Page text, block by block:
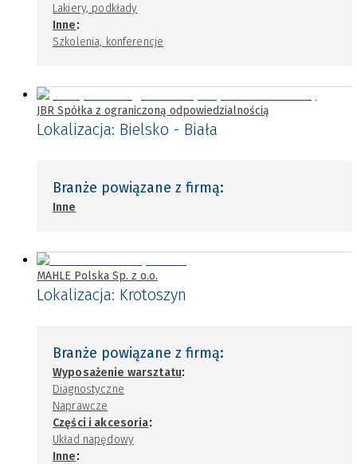
Lakiery, podkłady
Inne:
Szkolenia, konferencje
JBR Spółka z ograniczoną odpowiedzialnością
Lokalizacja: Bielsko - Biała
Branże powiązane z firmą:
Inne
MAHLE Polska Sp. z o.o.
Lokalizacja: Krotoszyn
Branże powiązane z firmą:
Wyposażenie warsztatu:
Diagnostyczne
Naprawcze
Części i akcesoria:
Układ napędowy
Inne: